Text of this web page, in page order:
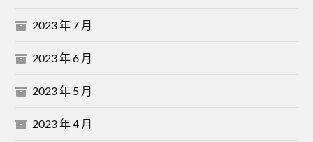
2023 年 7 月
2023 年 6 月
2023 年 5 月
2023 年 4 月